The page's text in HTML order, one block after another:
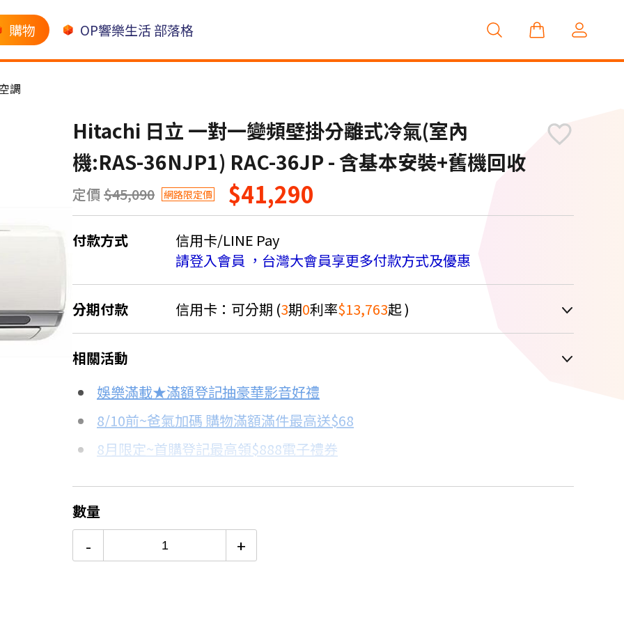
購物 OP響樂生活 部落格
調
Hitachi 日立 一對一變頻壁掛分離式冷氣(室內
機:RAS-36NJP1) RAC-36JP - 含基本安裝+舊機回收
定價 $45,090 網路限定價 $41,290
付款方式
信用卡/LINE Pay
請登入會員 ，台灣大會員享更多付款方式及優惠
分期付款 信用卡：可分期 (3期0利率$13,763起 )
＊實際可分期數、適用利率，請以購物車顯示為主
信用卡分期
分期數
3期 0利率
每期金額
$13,763
$3,681
配合銀行/業者
18家銀行/業者
相關活動
娛樂滿載★滿額登記抽豪華影音好禮
8/10前~爸氣加碼 購物滿額滿件最高送$68
8月限定~首購登記最高領$888電子禮券
更多信用卡分期0利率滿額享回饋
電視降到底破盤
熱銷冷氣機推薦→點我看達人教你買
數量
- +